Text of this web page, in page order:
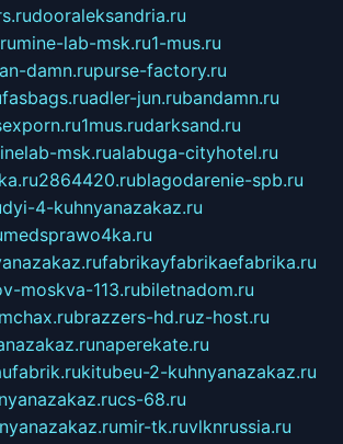
dooraleksandria.ru
mine-lab-msk.ru1-mus.ru
damn.rupurse-factory.ru
fasbags.ruadler-jun.rubandamn.ru
1mus.rudarksand.ru
msk.rualabuga-cityhotel.ru
2864420.rublagodarenie-spb.ru
4-kuhnyanazakaz.ru
medsprawo4ka.ru
fabrikayfabrikaefabrika.ru
moskva-113.rubiletnadom.ru
brazzers-hd.ruz-host.ru
naperekate.ru
kitubeu-2-kuhnyanazakaz.ru
cs-68.ru
mir-tk.ruvlknrussia.ru